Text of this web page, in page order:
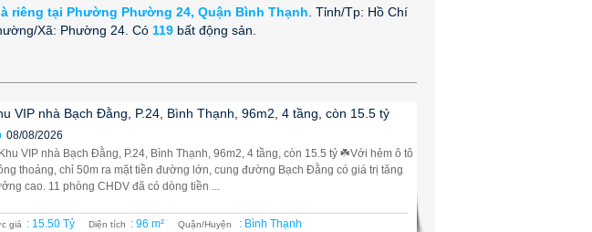
riêng tại Phường Phường 24, Quận Bình Thạnh . Tỉnh/Tp: Hồ Chí
Xã: Phường 24. Có 119 bất động sản.
VIP nhà Bạch Đằng, P.24, Bình Thạnh, 96m2, 4 tầng, còn 15.5 tỷ
08/08/2026
VIP nhà Bạch Đằng, P.24, Bình Thạnh, 96m2, 4 tầng, còn 15.5 tỷ ☘️Với hẻm ô tô
thoáng, chỉ 50m ra mặt tiền đường lớn, cung đường Bạch Đằng có giá trị tăng
cao. 11 phòng CHDV đã có dòng tiền ...
giá : 15.50 Tỷ Diện tích : 96 m² Quận/Huyện : Bình Thạnh